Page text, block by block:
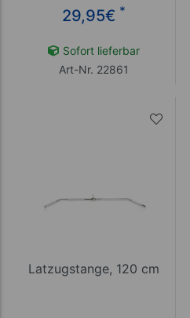
29,95€ *
Sofort lieferbar
Art-Nr. 22861
Latzugstange, 120 cm